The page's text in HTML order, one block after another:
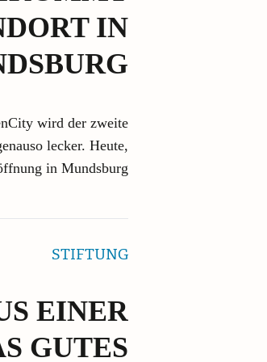
IN
wird der zweite
lecker. Heute,
in Mundsburg
STIFTUNG
EINER
GUTES